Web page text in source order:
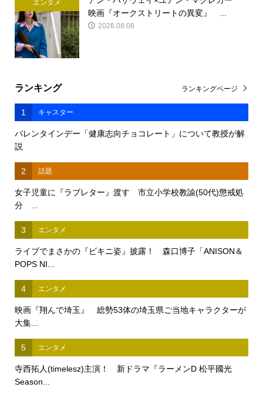
エンタメ
映画『オークストリートの異変』 ...
2026.08.08
ランキング
1 キャスター
バレンタインデー「健康志向チョコレート」について教授が解
説
2 話題
女子児童に『ラブレター』渡す 市立小学校教諭(50代)懲戒処
分 ...
3 エンタメ
ライブでまさかの『ビキニ姿』披露！ 森口博子「ANISON＆
POPS NI...
4 エンタメ
映画『翔んで埼玉』 総勢53体の埼玉県ご当地キャラクターが
大集...
5 エンタメ
寺西拓人(timelesz)主演！ 新ドラマ『ラーメンD 松平國光
Season...
ランキングページ